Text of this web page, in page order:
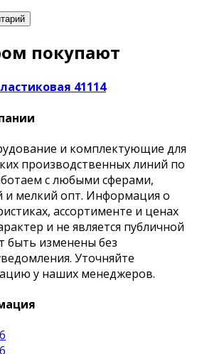
покупают
41114
и комплектующие для
производственных линий по
с любыми сферами,
и мелкий опт. Информация о
ассортименте и ценах
и не является публичной
быть изменены без
Уточняйте
у наших менеджеров.